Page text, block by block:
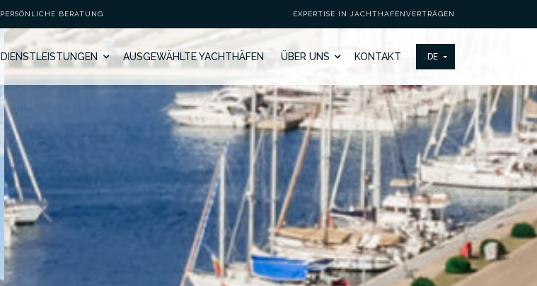
PERSÖNLICHE BERATUNG EXPERTISE IN JACHTHAFENVERTRÄGEN
DIENSTLEISTUNGEN AUSGEWÄHLTE YACHTHÄFEN ÜBER UNS KONTAKT